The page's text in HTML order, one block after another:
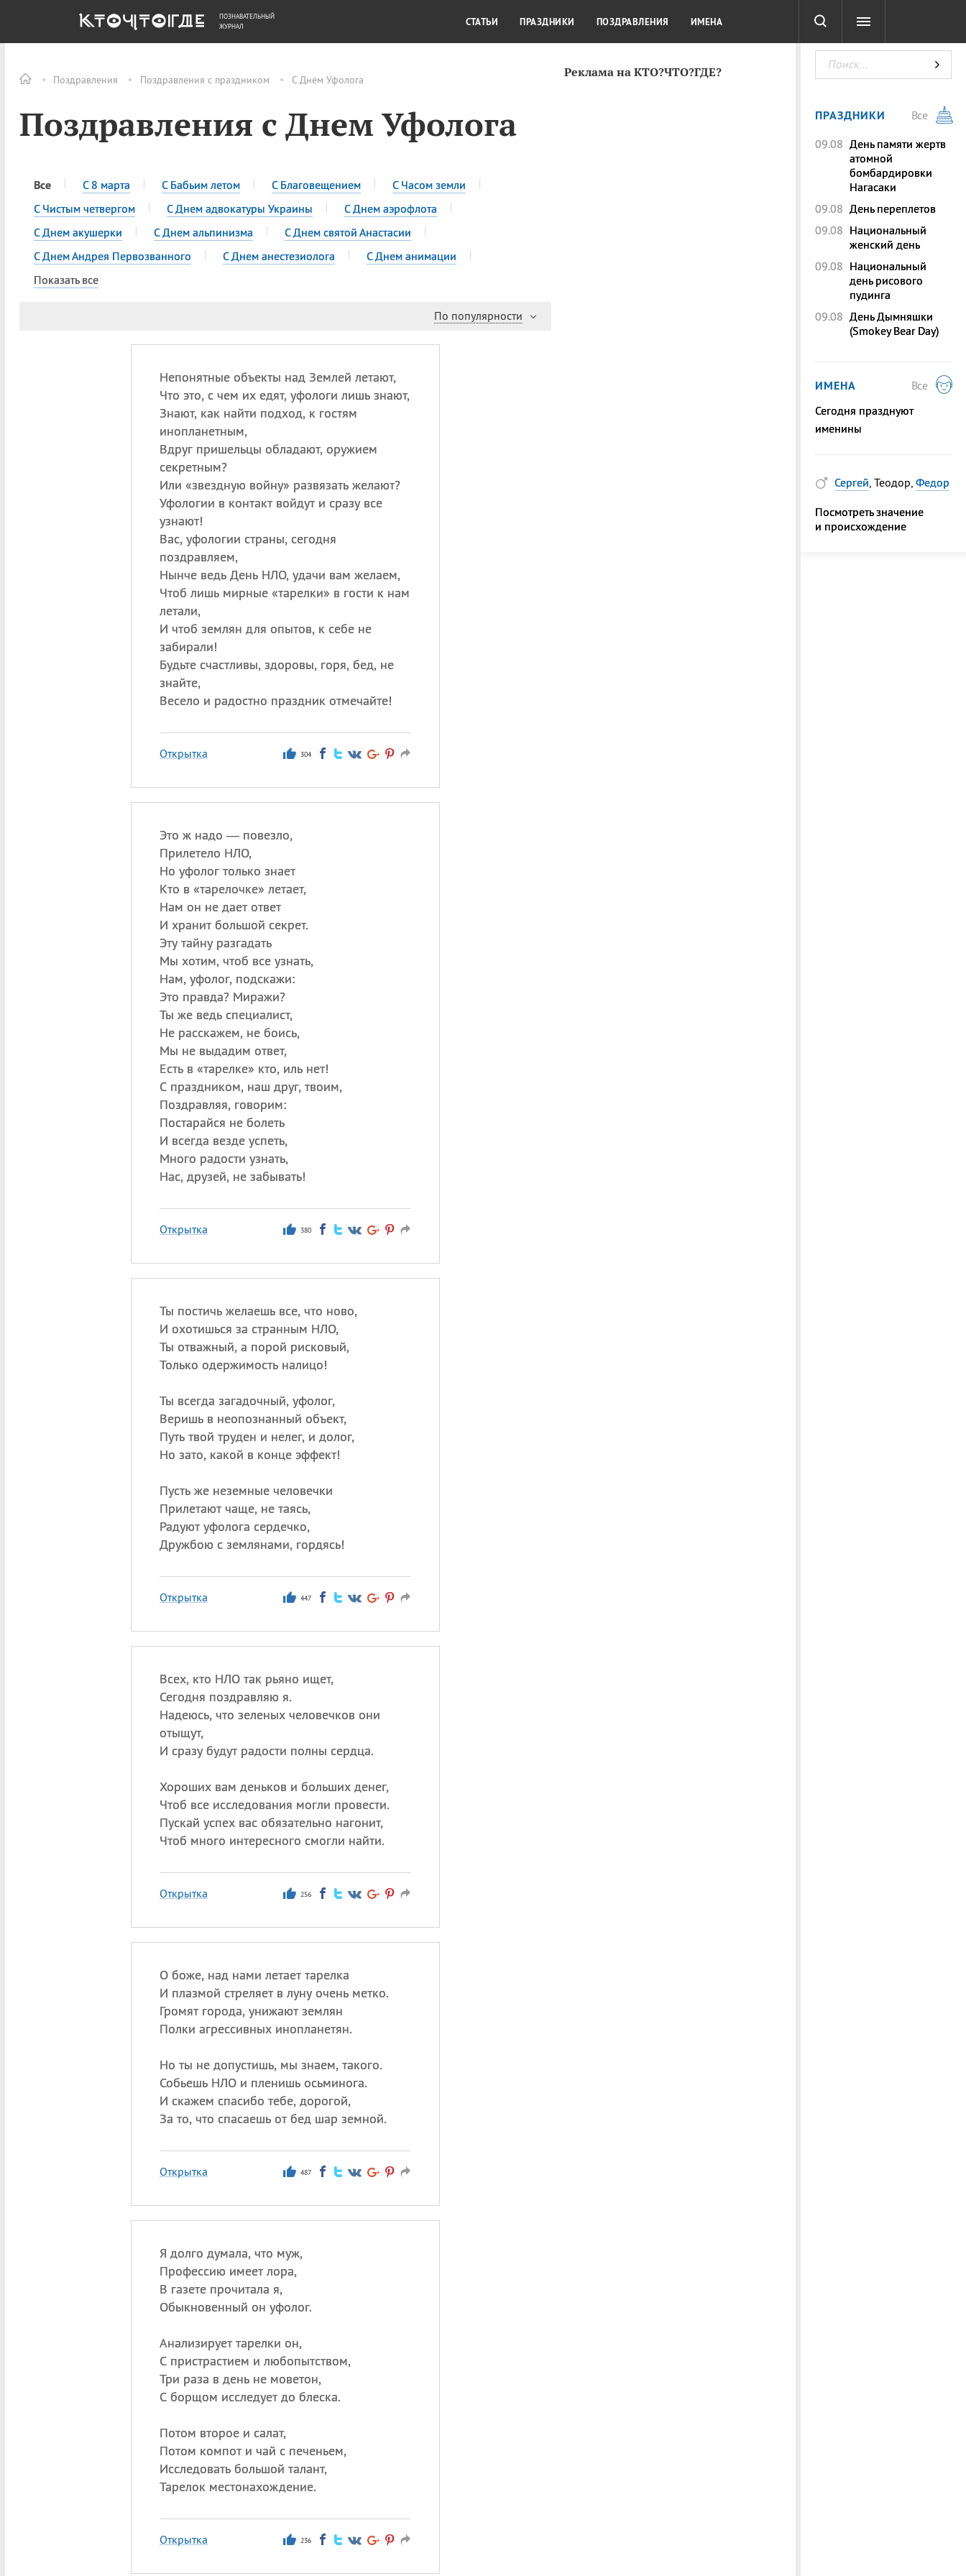
Поздравления Поздравления с праздником С Днем Уфолога
Поздравления с Днем Уфолога
Все С 8 марта С Бабьим летом С Благовещением
С Часом земли
С Чистым четвергом
С Днем адвокатуры Украины
С Днем аэрофлота
С Днем акушерки
С Днем альпинизма
С Днем святой Анастасии
С Днем Андрея Первозванного
С Днем анестезиолога
С Днем анимации
Показать все
По популярности
Непонятные объекты над Землей летают,
Что это, с чем их едят, уфологи лишь знают,
Знают, как найти подход, к гостям
инопланетным,
Вдруг пришельцы обладают, оружием
секретным?
Или «звездную войну» развязать желают?
Уфологии в контакт войдут и сразу все
узнают!
Вас, уфологии страны, сегодня
поздравляем,
Нынче ведь День НЛО, удачи вам желаем,
Чтоб лишь мирные «тарелки» в гости к нам
летали,
И чтоб землян для опытов, к себе не
забирали!
Будьте счастливы, здоровы, горя, бед, не
знайте,
Весело и радостно праздник отмечайте!
Открытка 304
Это ж надо — повезло,
Прилетело НЛО,
Но уфолог только знает
Кто в «тарелочке» летает,
Нам он не дает ответ
И хранит большой секрет.
Эту тайну разгадать
Мы хотим, чтоб все узнать,
Нам, уфолог, подскажи:
Это правда? Миражи?
Ты же ведь специалист,
Не расскажем, не боись,
Мы не выдадим ответ,
Есть в «тарелке» кто, иль нет!
С праздником, наш друг, твоим,
Поздравляя, говорим:
Постарайся не болеть
И всегда везде успеть,
Много радости узнать,
Нас, друзей, не забывать!
Открытка 380
Ты постичь желаешь все, что ново,
И охотишься за странным НЛО,
Ты отважный, а порой рисковый,
Только одержимость налицо!
Ты всегда загадочный, уфолог,
Веришь в неопознанный объект,
Путь твой труден и нелег, и долог,
Но зато, какой в конце эффект!
Пусть же неземные человечки
Прилетают чаще, не таясь,
Радуют уфолога сердечко,
Дружбою с землянами, гордясь!
Открытка 447
Всех, кто НЛО так рьяно ищет,
Сегодня поздравляю я.
Надеюсь, что зеленых человечков они
отыщут,
И сразу будут радости полны сердца.
Хороших вам деньков и больших денег,
Чтоб все исследования могли провести.
Пускай успех вас обязательно нагонит,
Чтоб много интересного смогли найти.
Открытка 256
О боже, над нами летает тарелка
И плазмой стреляет в луну очень метко.
Громят города, унижают землян
Полки агрессивных инопланетян.
Но ты не допустишь, мы знаем, такого.
Собьешь НЛО и пленишь осьминога.
И скажем спасибо тебе, дорогой,
За то, что спасаешь от бед шар земной.
Открытка 487
Я долго думала, что муж,
Профессию имеет лора,
В газете прочитала я,
Обыкновенный он уфолог.
Анализирует тарелки он,
С пристрастием и любопытством,
Три раза в день не моветон,
С борщом исследует до блеска.
Потом второе и салат,
Потом компот и чай с печеньем,
Исследовать большой талант,
Тарелок местонахождение.
Открытка 236
Реклама на КТО?ЧТО?ГДЕ?
ОБЩЕСТВО ДЕНЬГИ КУЛЬТУРА КРАСОТА ТЕСТЫ
ПОЗНАВАТЕЛЬНЫЙ
ЖУРНАЛ
СТАТЬИ ПРАЗДНИКИ ПОЗДРАВЛЕНИЯ ИМЕНА
ПРАЗДНИКИ
Все
09.08 День памяти жертв
атомной
бомбардировки
Нагасаки
09.08 День переплетов
09.08 Национальный
женский день
09.08 Национальный
день рисового
пудинга
09.08 День Дымняшки
(Smokey Bear Day)
ИМЕНА
Все
Сегодня празднуют
именины
Сергей, Теодор, Федор
Посмотреть значение
и происхождение